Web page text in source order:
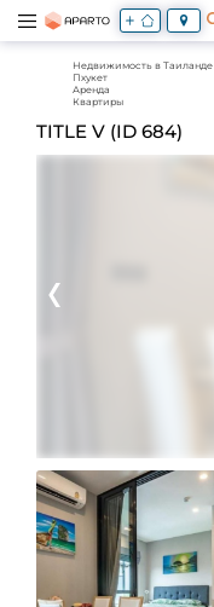
Недвижимость в Таиланде
Пхукет
Аренда
Квартиры
TITLE V (ID 684)